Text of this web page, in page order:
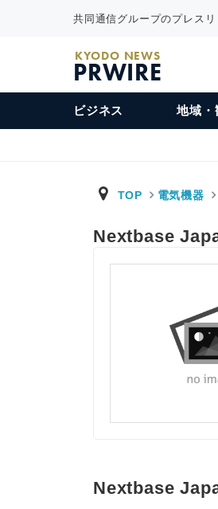
共同通信グループのプレス
KYODO NEWS
PRWIRE
ビジネス 地域・
TOP 電気機器
Nextbase
Nextbase